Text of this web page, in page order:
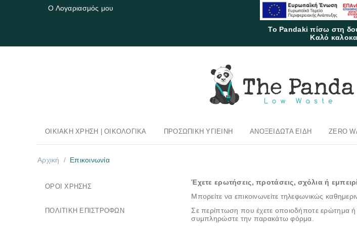
Ο Λογαριασμός μου
Το Pandaki πίσω στη
Καλό
ΟΙΚΙΑΚΉ ΧΡΉΣΗ | OΙΚΟΛΟΓΙΚΆ ΠΡΟΣΩΠΙΚΉ ΥΓΙΕΙΝΉ ΑΝΟΞΕΊΔΩΤΑ ΕΊΔΗ ZERO
Αρχική / Επικοινωνία
ΌΡΟΙ ΧΡΉΣΗΣ
ΠΟΛΙΤΙΚΉ ΕΠΙΣΤΡΟΦΏΝ
Έχετε ερωτήσεις, προτάσεις, σχόλια ή
Μπορείτε να επικοινωνείτε τηλεφωνικώς
Σε περίπτωση που έχετε οποιοδήποτε ερώτημα
συμπληρώστε την παρακάτω φόρμα.